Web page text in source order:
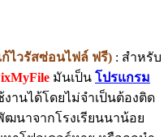
ก้ไวรัสซ่อนไฟล์ ฟรี) : สำหรับ
มันเป็น โปรแกรม
านได้โดยไม่จำเป็นต้องติด
นาจากโรงเรียนนาน้อย